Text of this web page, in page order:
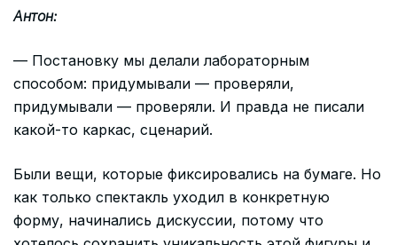
Антон:
— Постановку мы делали лабораторным
способом: придумывали — проверяли,
придумывали — проверяли. И правда не писали
какой-то каркас, сценарий.
Были вещи, которые фиксировались на бумаге. Но
как только спектакль уходил в конкретную
форму, начинались дискуссии, потому что